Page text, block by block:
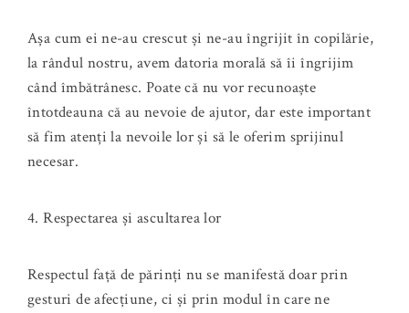
Așa cum ei ne-au crescut și ne-au îngrijit în copilărie,
la rândul nostru, avem datoria morală să îi îngrijim
când îmbătrânesc. Poate că nu vor recunoaște
întotdeauna că au nevoie de ajutor, dar este important
să fim atenți la nevoile lor și să le oferim sprijinul
necesar.
4. Respectarea și ascultarea lor
Respectul față de părinți nu se manifestă doar prin
gesturi de afecțiune, ci și prin modul în care ne